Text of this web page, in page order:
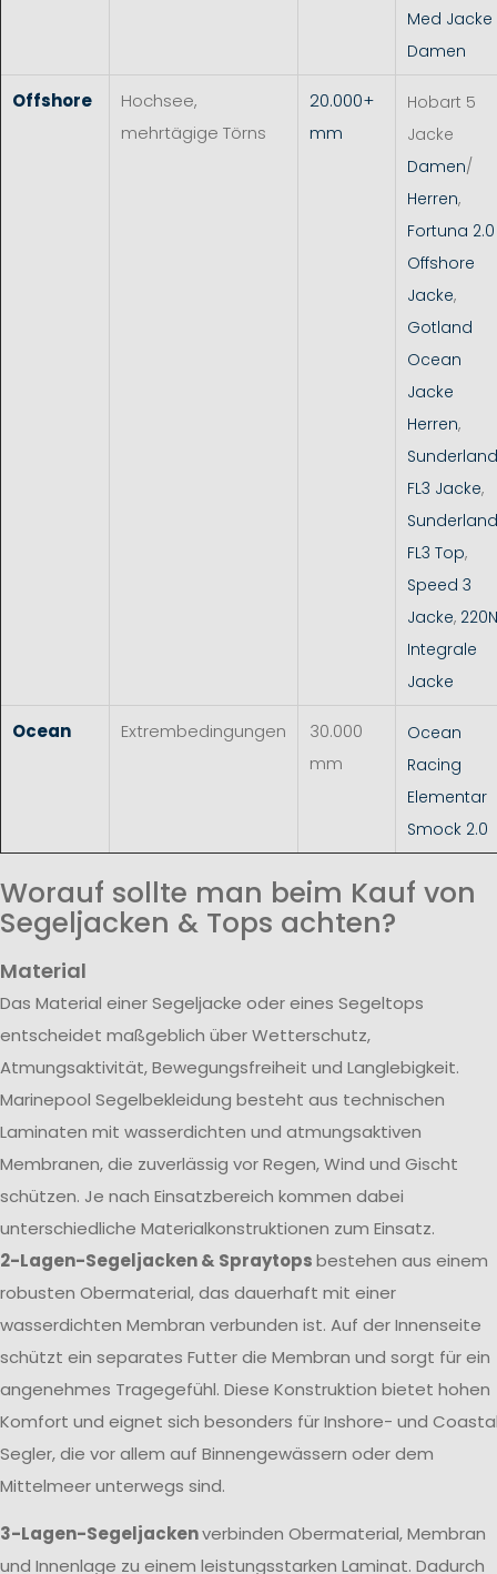
Med Jacke
Damen
Offshore
Hochsee,
mehrtägige Törns
20.000+
mm
Hobart 5
Jacke
Damen/
Herren,
Fortuna 2.0
Offshore
Jacke,
Gotland
Ocean
Jacke
Herren,
Sunderland
FL3 Jacke,
Sunderland
FL3 Top,
Speed 3
Jacke, 220N
Integrale
Jacke
Ocean Extrembedingungen
30.000
mm
Ocean
Racing
Elementar
Smock 2.0
Worauf sollte man beim Kauf von
Segeljacken & Tops achten?
Material
Das Material einer Segeljacke oder eines Segeltops
entscheidet maßgeblich über Wetterschutz,
Atmungsaktivität, Bewegungsfreiheit und Langlebigkeit.
Marinepool Segelbekleidung besteht aus technischen
Laminaten mit wasserdichten und atmungsaktiven
Membranen, die zuverlässig vor Regen, Wind und Gischt
schützen. Je nach Einsatzbereich kommen dabei
unterschiedliche Materialkonstruktionen zum Einsatz.
2-Lagen-Segeljacken & Spraytopsbestehen aus einem
robusten Obermaterial, das dauerhaft mit einer
wasserdichten Membran verbunden ist. Auf der Innenseite
schützt ein separates Futter die Membran und sorgt für ein
angenehmes Tragegefühl. Diese Konstruktion bietet hohen
Komfort und eignet sich besonders für Inshore- und
Segler, die vor allem auf Binnengewässern oder dem
Mittelmeer unterwegs sind.
3-Lagen-Segeljackenverbinden Obermaterial, Membran
und Innenlage zu einem leistungsstarken Laminat. Dadurch